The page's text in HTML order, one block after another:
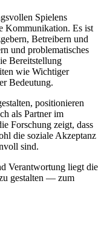
Spielens
Kommunikation. Es ist
Betreibern und
und problematisches
Bereitstellung
wie Wichtiger
Bedeutung.
positionieren
als Partner im
Forschung zeigt, dass
die soziale Akzeptanz
sind.
Verantwortung liegt die
gestalten — zum